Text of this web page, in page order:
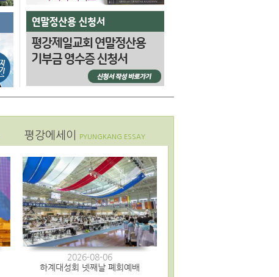
평강에세이 PYUNGKANG ESSAY
2026-08-06
하계대성회 넷째날 폐회예배